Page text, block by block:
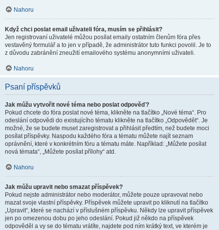
Nahoru
Když chci poslat email uživateli fóra, musím se přihlásit?
Jen registrovaní uživatelé můžou posílat emaily ostatním členům fóra přes
vestavěný formulář a to jen v případě, že administrátor tuto funkci povolil. Je to
z důvodu zabránění zneužití emailového systému anonymními uživateli.
Nahoru
Psaní příspěvků
Jak můžu vytvořit nové téma nebo poslat odpověď?
Pokud chcete do fóra poslat nové téma, klikněte na tlačítko „Nové téma“. Pro
odeslání odpovědi do existujícího tématu klikněte na tlačítko „Odpovědět“. Je
možné, že se budete muset zaregistrovat a přihlásit předtím, než budete moci
posílat příspěvky. Naspodu každého fóra a tématu můžete najít seznam
oprávnění, které v konkrétním fóru a tématu máte. Například: „Můžete posílat
nová témata“, „Můžete posílat přílohy“ atd.
Nahoru
Jak můžu upravit nebo smazat příspěvek?
Pokud nejste administrátor nebo moderátor, můžete pouze upravovat nebo
mazat svoje vlastní příspěvky. Příspěvek můžete upravit po kliknutí na tlačítko
„Upravit“, které se nachází v příslušném příspěvku. Někdy lze upravit příspěvek
jen po omezenou dobu po jeho odeslání. Pokud již někdo na příspěvek
odpověděl a vy se do tématu vrátíte, najdete pod ním krátký text, ve kterém je